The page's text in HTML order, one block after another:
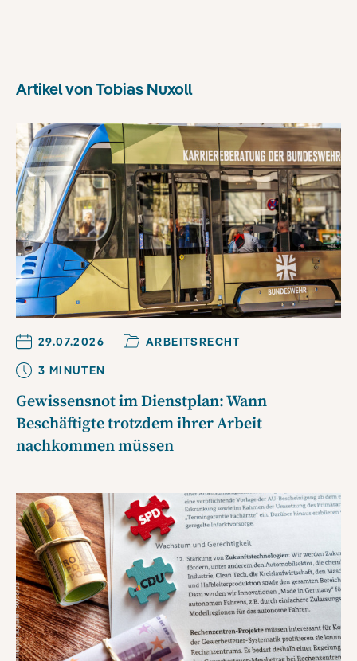
Artikel von Tobias Nuxoll
29.07.2026
ARBEITSRECHT
3 MINUTEN
Gewissensnot im Dienstplan: Wann
Beschäftigte trotzdem ihrer Arbeit
nachkommen müssen